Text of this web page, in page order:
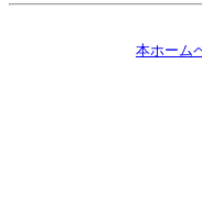
本ホーム